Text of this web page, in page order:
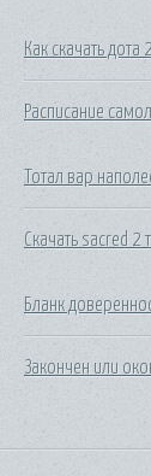
Как скачать дота
Расписание
Тотал вар
Скачать sacred 2
Бланк
Закончен или